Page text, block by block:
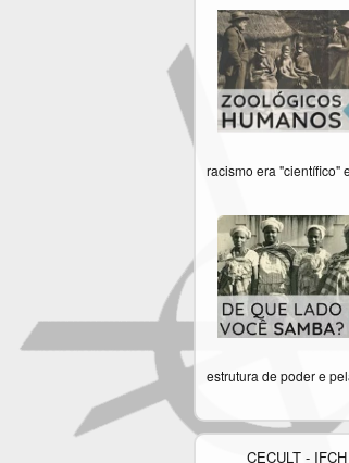
racismo era "científico"
estrutura de poder e
CECULT -